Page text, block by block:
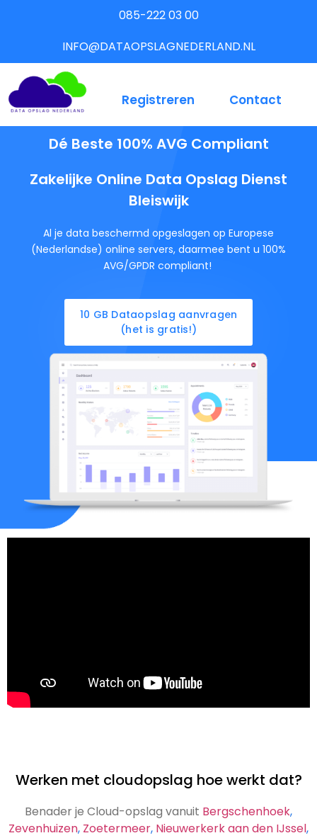
085-222 03 00
INFO@DATAOPSLAGNEDERLAND.NL
Registreren Contact
Dé Beste 100% AVG Compliant
Zakelijke Online Data Opslag Dienst
Bleiswijk
Al je data beschermd opgeslagen op Europese
(Nederlandse) online servers, daarmee bent u 100%
AVG/GPDR compliant!
10 GB Dataopslag aanvragen
(het is gratis!)
Werken met cloudopslag hoe werkt dat?
Benader je Cloud-opslag vanuit Bergschenhoek,
Zevenhuizen, Zoetermeer, Nieuwerkerk aan den IJssel,